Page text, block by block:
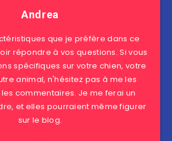
Andrea
que je préfère dans ce
répondre à vos questions. Si vous
spécifiques sur votre chien, votre
animal, n'hésitez pas à me les
commentaires. Je me ferai un
et elles pourraient même figurer
sur le blog.